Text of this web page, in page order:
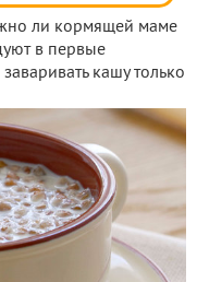
ли кормящей маме
в первые
кашу только